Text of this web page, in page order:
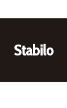
Stabilo